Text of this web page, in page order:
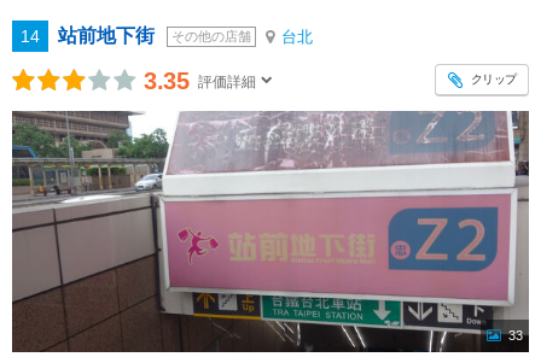
14 站前地下街 その他の店舗 台北
3.35 評価詳細 クリップ
33